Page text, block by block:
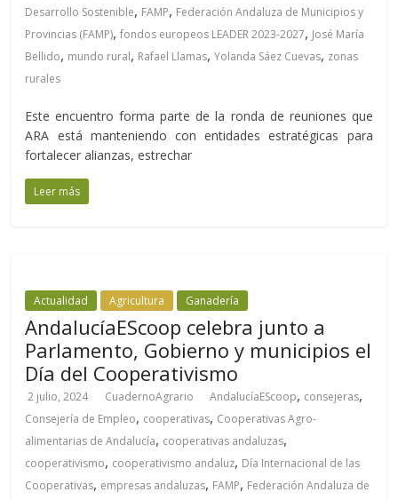
Desarrollo Sostenible, FAMP, Federación Andaluza de Municipios y
Provincias (FAMP),fondos europeos LEADER 2023-2027, José María
Bellido, mundo rural, Rafael Llamas,Yolanda Sáez Cuevas, zonas
rurales
Este encuentro forma parte de la ronda de reuniones que
ARA está manteniendo con entidades estratégicas para
fortalecer alianzas, estrechar
Leer más
Actualidad Agricultura Ganadería
AndalucíaEScoop celebra junto a
Parlamento, Gobierno y municipios el
Día del Cooperativismo
2 julio, 2024 CuadernoAgrario AndalucíaEScoop, consejeras,
Consejería de Empleo, cooperativas, Cooperativas Agro-
alimentarias de Andalucía, cooperativas andaluzas,
cooperativismo, cooperativismo andaluz, Día Internacional de las
Cooperativas, empresas andaluzas, FAMP, Federación Andaluza de